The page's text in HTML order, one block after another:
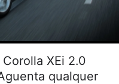
XEi 2.0
qualquer